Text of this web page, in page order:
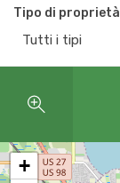
Tipo di proprietà
Tutti i tipi
+